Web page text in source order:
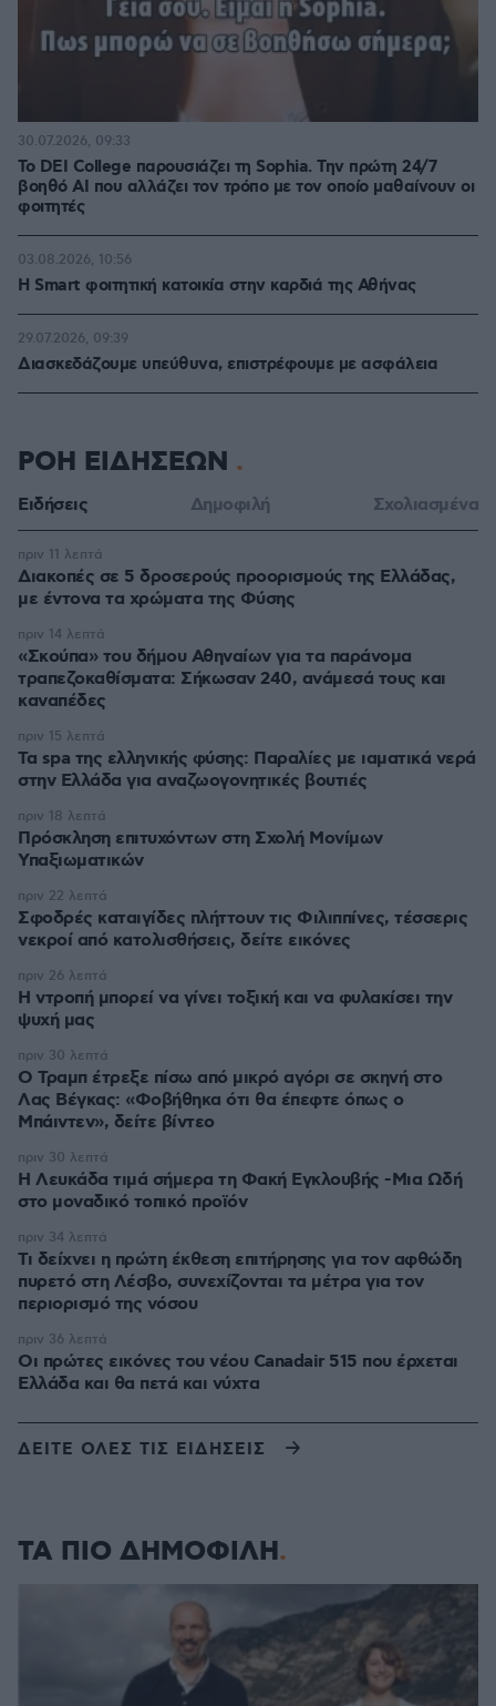
Το DEI College παρουσιάζει τη Sophia. Την πρώτη 24/7
βοηθό AI που αλλάζει τον τρόπο με τον οποίο μαθαίνουν οι
φοιτητές
30.07.2026, 09:33
Η Smart φοιτητική κατοικία στην καρδιά της Αθήνας
03.08.2026, 10:56
Διασκεδάζουμε υπεύθυνα, επιστρέφουμε με ασφάλεια
29.07.2026, 09:39
ΡΟΗ ΕΙΔΗΣΕΩΝ
Ειδήσεις Δημοφιλή Σχολιασμένα
Διακοπές σε 5 δροσερούς προορισμούς της Ελλάδας,
με έντονα τα χρώματα της Φύσης
πριν 11 λεπτά
«Σκούπα» του δήμου Αθηναίων για τα παράνομα
τραπεζοκαθίσματα: Σήκωσαν 240, ανάμεσά τους και
καναπέδες
πριν 14 λεπτά
Τα spa της ελληνικής φύσης: Παραλίες με ιαματικά νερά
στην Ελλάδα για αναζωογονητικές βουτιές
πριν 15 λεπτά
Πρόσκληση επιτυχόντων στη Σχολή Μονίμων
Υπαξιωματικών
πριν 18 λεπτά
Σφοδρές καταιγίδες πλήττουν τις Φιλιππίνες, τέσσερις
νεκροί από κατολισθήσεις, δείτε εικόνες
πριν 22 λεπτά
Η ντροπή μπορεί να γίνει τοξική και να φυλακίσει την
ψυχή μας
πριν 26 λεπτά
Ο Τραμπ έτρεξε πίσω από μικρό αγόρι σε σκηνή στο
Λας Βέγκας: «Φοβήθηκα ότι θα έπεφτε όπως ο
Μπάιντεν», δείτε βίντεο
πριν 30 λεπτά
Η Λευκάδα τιμά σήμερα τη Φακή Εγκλουβής -Μια Ωδή
στο μοναδικό τοπικό προϊόν
πριν 30 λεπτά
Τι δείχνει η πρώτη έκθεση επιτήρησης για τον αφθώδη
πυρετό στη Λέσβο, συνεχίζονται τα μέτρα για τον
περιορισμό της νόσου
πριν 34 λεπτά
Οι πρώτες εικόνες του νέου Canadair 515 που έρχεται
Ελλάδα και θα πετά και νύχτα
πριν 36 λεπτά
ΔΕΙΤΕ ΟΛΕΣ ΤΙΣ ΕΙΔΗΣΕΙΣ
ΤΑ ΠΙΟ ΔΗΜΟΦΙΛΗ